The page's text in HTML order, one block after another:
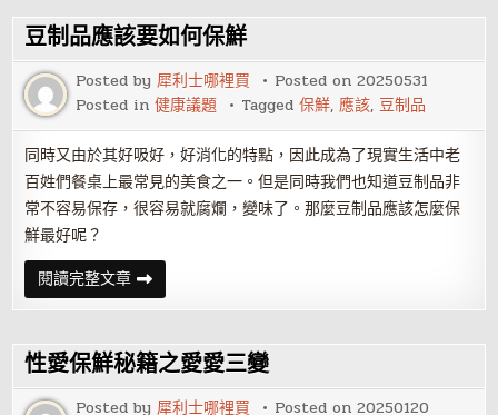
豬
肚
雞
嗎
豆制品應該要如何保鮮
Posted by犀利士哪裡買 Posted on20250531
Posted in健康議題 Tagged保鮮,應該,豆制品
同時又由於其好吸好，好消化的特點，因此成為了現實生活中老
百姓們餐桌上最常見的美食之一。但是同時我們也知道豆制品非
常不容易保存，很容易就腐爛，變味了。那麼豆制品應該怎麼保
鮮最好呢？
閱讀完整文章豆
制
品
該
要
如
何
保
性愛保鮮秘籍之愛愛三變
Posted by犀利士哪裡買 Posted on20250120